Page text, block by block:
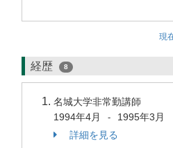
現
経歴 8
名城大学非常勤講師
1994年4月
-
1995年3月
詳細を見る